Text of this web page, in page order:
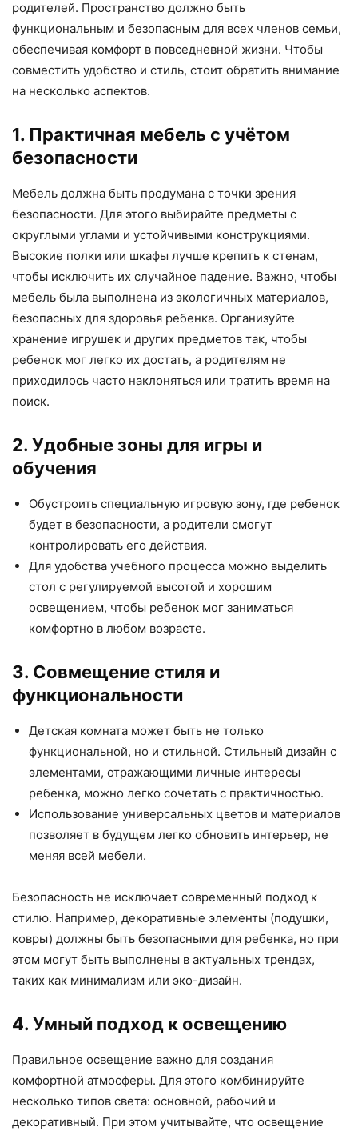
родителей. Пространство должно быть
функциональным и безопасным для всех членов семьи,
обеспечивая комфорт в повседневной жизни. Чтобы
совместить удобство и стиль, стоит обратить внимание
на несколько аспектов.
1. Практичная мебель с учётом
безопасности
Мебель должна быть продумана с точки зрения
безопасности. Для этого выбирайте предметы с
округлыми углами и устойчивыми конструкциями.
Высокие полки или шкафы лучше крепить к стенам,
чтобы исключить их случайное падение. Важно, чтобы
мебель была выполнена из экологичных материалов,
безопасных для здоровья ребенка. Организуйте
хранение игрушек и других предметов так, чтобы
ребенок мог легко их достать, а родителям не
приходилось часто наклоняться или тратить время на
поиск.
2. Удобные зоны для игры и
обучения
Обустроить специальную игровую зону, где ребенок
будет в безопасности, а родители смогут
контролировать его действия.
Для удобства учебного процесса можно выделить
стол с регулируемой высотой и хорошим
освещением, чтобы ребенок мог заниматься
комфортно в любом возрасте.
3. Совмещение стиля и
функциональности
Детская комната может быть не только
функциональной, но и стильной. Стильный дизайн с
элементами, отражающими личные интересы
ребенка, можно легко сочетать с практичностью.
Использование универсальных цветов и материалов
позволяет в будущем легко обновить интерьер, не
меняя всей мебели.
Безопасность не исключает современный подход к
стилю. Например, декоративные элементы (подушки,
ковры) должны быть безопасными для ребенка, но при
этом могут быть выполнены в актуальных трендах,
таких как минимализм или эко-дизайн.
4. Умный подход к освещению
Правильное освещение важно для создания
комфортной атмосферы. Для этого комбинируйте
несколько типов света: основной, рабочий и
декоративный. При этом учитывайте, что освещение